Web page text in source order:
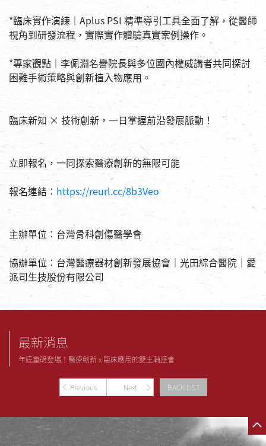
*臨床實作演練｜Aplus PSI 精準導引工具全面了解，從醫師
視角到研發流程，實際實作體驗真實案例操作。
*專家觀點｜李佩淵名譽院長與多位國內權威講者共同探討
困難手術策略與創新植入物應用。
臨床新知 × 技術創新，一日掌握前沿發展脈動！
立即報名，一同探索醫療創新的無限可能
報名連結： https://reurl.cc/8b3Veo
主辦單位：台灣骨科創傷醫學會
協辦單位：台灣醫療器材創新發展協會｜光田綜合醫院｜愛
派司生技股份有限公司
最新消息
年底重磅登場！醫療創新 x 臨床應用的雙主軸盛會
Previous Next BACK LIST